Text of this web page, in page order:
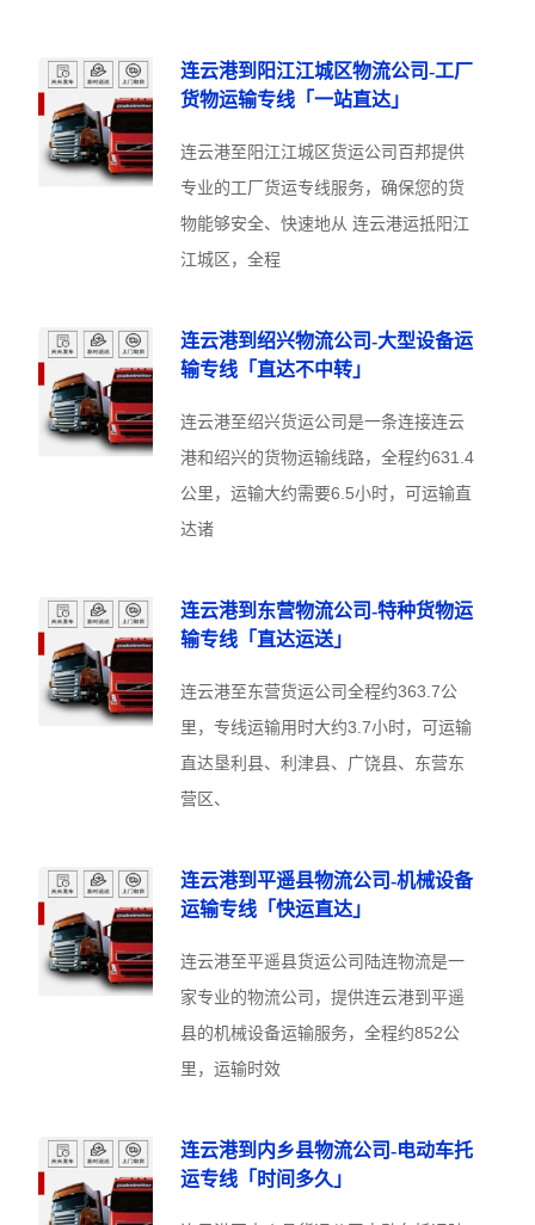
连云港到阳江江城区物流公司-工厂
货物运输专线「一站直达」
连云港至阳江江城区货运公司百邦提供
专业的工厂货运专线服务，确保您的货
物能够安全、快速地从 连云港运抵阳江
江城区，全程
连云港到绍兴物流公司-大型设备运
输专线「直达不中转」
连云港至绍兴货运公司是一条连接连云
港和绍兴的货物运输线路，全程约631.4
公里，运输大约需要6.5小时，可运输直
达诸
连云港到东营物流公司-特种货物运
输专线「直达运送」
连云港至东营货运公司全程约363.7公
里，专线运输用时大约3.7小时，可运输
直达垦利县、利津县、广饶县、东营东
营区、
连云港到平遥县物流公司-机械设备
运输专线「快运直达」
连云港至平遥县货运公司陆连物流是一
家专业的物流公司，提供连云港到平遥
县的机械设备运输服务，全程约852公
里，运输时效
连云港到内乡县物流公司-电动车托
运专线「时间多久」